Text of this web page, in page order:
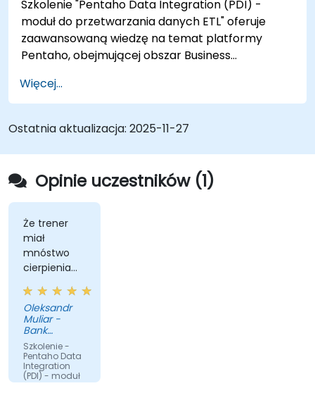
Szkolenie "Pentaho Data Integration (PDI) -
moduł do przetwarzania danych ETL" oferuje
zaawansowaną wiedzę na temat platformy
Pentaho, obejmującej obszar Business
integracji danych. Skierowane jest do
programistów, architektów i administratorów
aplikacji, umożliwiając naukę projektowania,
implementacji, monitorowania i optymalizacji
procesów ETL za pomocą Pentaho Data
Integration (PDI). Uczestnicy zdobędą
umiejętności pracy z różnymi typami danych,
filtrowania, grupowania i łączenia danych, a także
harmonogramowania zadań, uruchamiania
transformacji i tworzenia klastrów. Szkolenie
obejmuje także tematy zaawansowane, takie jak
wersjonowanie danych, transakcyjność
bazodanowa, wykorzystanie JavaScript,
transformacje mapujące, konwersja typów
danych oraz uruchamianie zdalne.
Więcej...
Ostatnia aktualizacja: 2025-11-27
Opinie uczestników (1)
Że trener
miał
mnóstwo
cierpienia
do nas,
skoro
przerywaliśmy
go
pytaniami
co chwili.
Oleksandr
Muliar -
Bank
Gospodarstwa
Krajowego
Szkolenie -
Pentaho Data
Integration
(PDI) - moduł
do